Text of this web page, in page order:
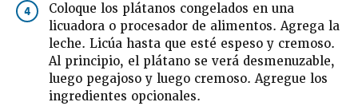
4
Coloque los plátanos congelados en una
licuadora o procesador de alimentos. Agrega la
leche. Licúa hasta que esté espeso y cremoso.
Al principio, el plátano se verá desmenuzable,
luego pegajoso y luego cremoso. Agregue los
ingredientes opcionales.